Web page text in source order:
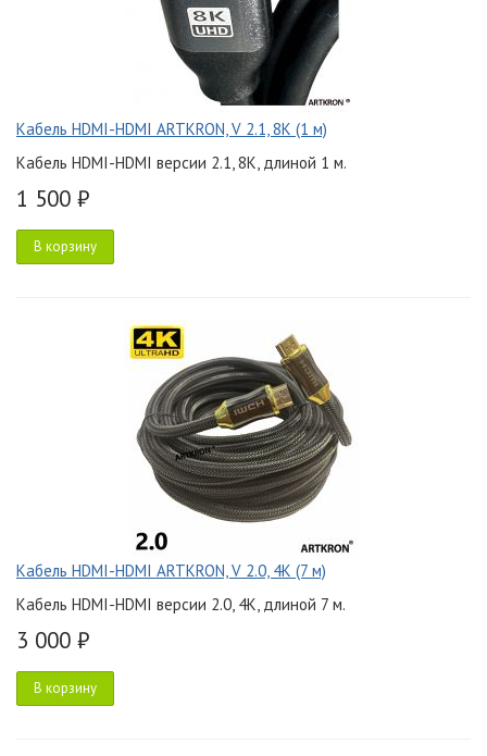
Кабель HDMI-HDMI ARTKRON, V 2.1, 8K (1 м)
Кабель HDMI-HDMI версии 2.1, 8K, длиной 1 м.
1 500 ₽
В корзину
Кабель HDMI-HDMI ARTKRON, V 2.0, 4K (7 м)
Кабель HDMI-HDMI версии 2.0, 4K, длиной 7 м.
3 000 ₽
В корзину